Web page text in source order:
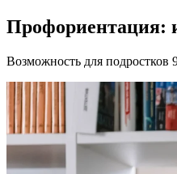
Профориентация:
Возможность для подростков